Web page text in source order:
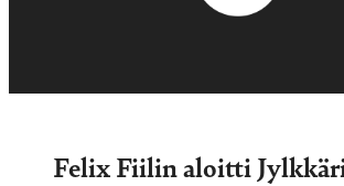
Felix Fiilin aloitti